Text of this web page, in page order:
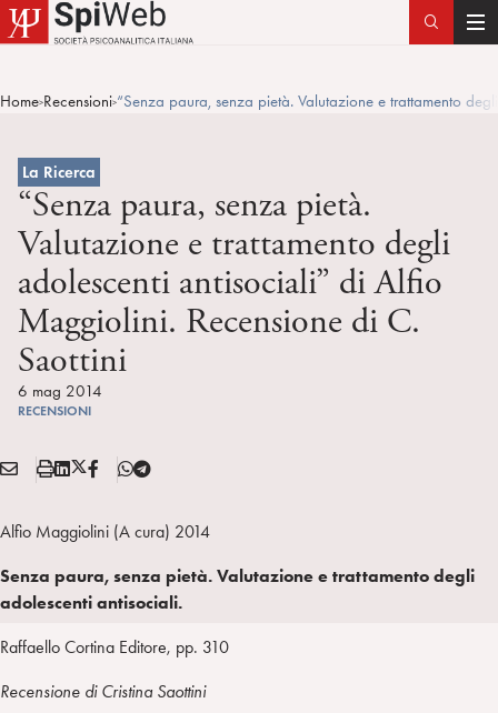
T
g
Home>Recensioni>“Senza paura, senza pietà. Valutazione e trattamento
La Ricerca
“Senza paura, senza pietà.
Valutazione e trattamento degli
adolescenti antisociali” di Alfio
Maggiolini. Recensione di C.
Saottini
6 mag 2014
RECENSIONI
Condividi:
E
A
L
S
a
p
a
L
e
d
n
X
w
i
t
e
F
T
g
r
m
Alfio Maggiolini (A cura) 2014
Senza paura, senza pietà. Valutazione e trattamento degli
adolescenti antisociali.
Raffaello Cortina Editore, pp. 310
Recensione di Cristina Saottini